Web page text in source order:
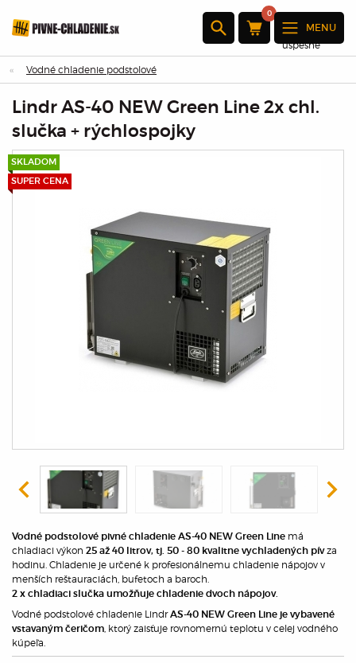
0
Produkt bol
úspešne
pridaný do
×
MENU
Vodné chladenie podstolové
Lindr AS-40 NEW Green Line 2x chl.
slučka + rýchlospojky
SKLADOM
SUPER CENA
Vodné podstolové pivné chladenie AS-40 NEW Green Line má
chladiaci výkon 25 až 40 litrov, tj. 50 - 80 kvalitne vychladených pívza
hodinu. Chladenie je určené k profesionálnemu chladenie nápojov v
menších reštauraciách, bufetoch a baroch.
2 x chladiaci slučka umožňuje chladenie dvoch nápojov.
Vodné podstolové chladenie LindrAS-40 NEW Green Line je vybavené
vstavaným čeričom , ktorý zaisťuje rovnomernú teplotu v celej vodného
kúpeľa.